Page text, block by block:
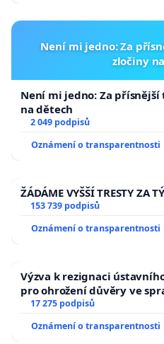
Není mi jedno: Za
zločiny
Není mi jedno: Za
na dětech
2 049 podpisů
Oznámení o transparentnosti
ŽÁDÁME VYŠŠÍ TRESTY ZA
153 739 podpisů
Oznámení o transparentnosti
Výzva k rezignaci
pro ohrožení důvěry ve
17 275 podpisů
Oznámení o transparentnosti